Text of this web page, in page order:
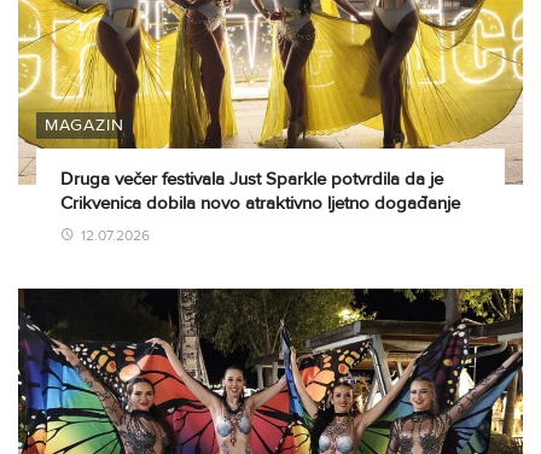
MAGAZIN
Druga večer festivala Just Sparkle potvrdila da je
Crikvenica dobila novo atraktivno ljetno događanje
12.07.2026